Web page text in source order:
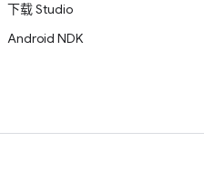
下载 Studio
Android NDK